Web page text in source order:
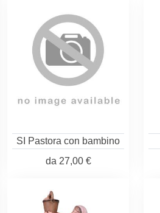
SI Pastora con bambino
da 27,00 €